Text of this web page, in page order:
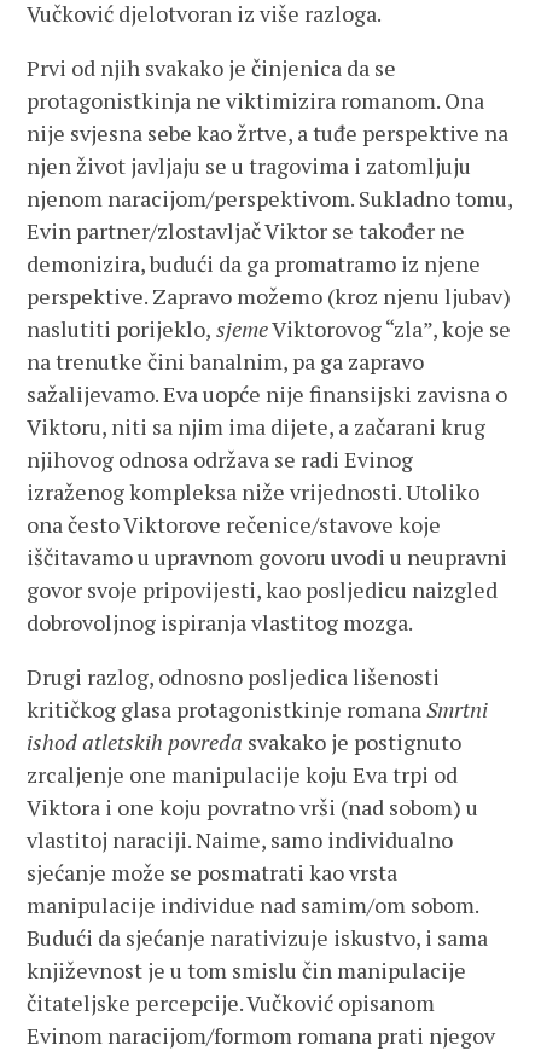
Vučković djelotvoran iz više razloga.
Prvi od njih svakako je činjenica da se
protagonistkinja ne viktimizira romanom. Ona
nije svjesna sebe kao žrtve, a tuđe perspektive na
njen život javljaju se u tragovima i zatomljuju
njenom naracijom/perspektivom. Sukladno tomu,
Evin partner/zlostavljač Viktor se također ne
demonizira, budući da ga promatramo iz njene
perspektive. Zapravo možemo (kroz njenu ljubav)
naslutiti porijeklo, sjemeViktorovog “zla”, koje se
na trenutke čini banalnim, pa ga zapravo
sažalijevamo. Eva uopće nije finansijski zavisna o
Viktoru, niti sa njim ima dijete, a začarani krug
njihovog odnosa održava se radi Evinog
izraženog kompleksa niže vrijednosti. Utoliko
ona često Viktorove rečenice/stavove koje
iščitavamo u upravnom govoru uvodi u neupravni
govor svoje pripovijesti, kao posljedicu naizgled
dobrovoljnog ispiranja vlastitog mozga.
Drugi razlog, odnosno posljedica lišenosti
kritičkog glasa protagonistkinje romanaSmrtni
ishod atletskih povreda svakako je postignuto
zrcaljenje one manipulacije koju Eva trpi od
Viktora i one koju povratno vrši (nad sobom) u
vlastitoj naraciji. Naime, samo individualno
sjećanje može se posmatrati kao vrsta
manipulacije individue nad samim/om sobom.
Budući da sjećanje narativizuje iskustvo, i sama
književnost je u tom smislu čin manipulacije
čitateljske percepcije. Vučković opisanom
Evinom naracijom/formom romana prati njegov